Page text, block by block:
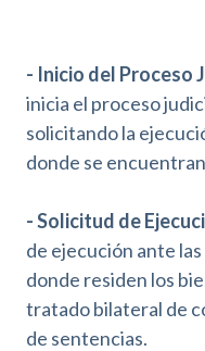
- Inicio del Proceso
inicia el proceso
solicitando la
donde se
- Solicitud de
de ejecución ante
donde residen los
tratado bilateral de
de sentencias.